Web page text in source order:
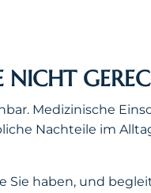
Medizinische
Nachteile im
haben, und